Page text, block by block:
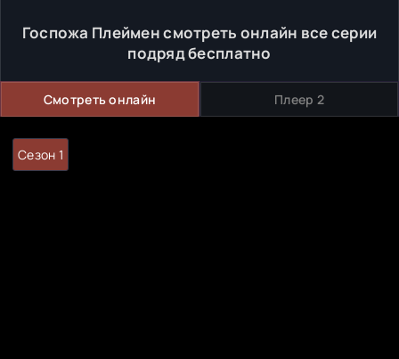
Госпожа Плеймен смотреть онлайн все серии
подряд бесплатно
Смотреть онлайн Плеер 2
Сезон 1